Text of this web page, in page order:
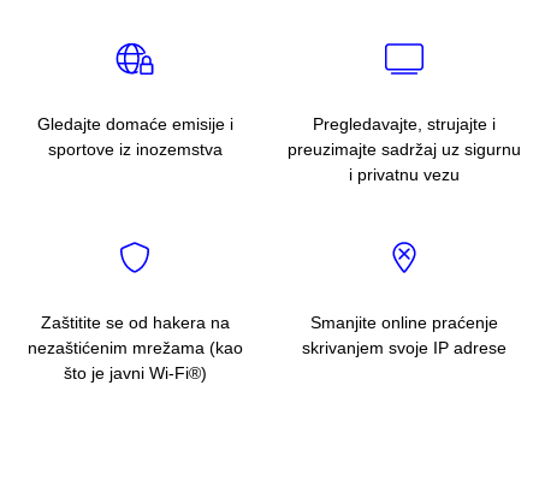
Gledajte domaće emisije i
sportove iz inozemstva
Pregledavajte, strujajte i
preuzimajte sadržaj uz sigurnu
i privatnu vezu
Zaštitite se od hakera na
nezaštićenim mrežama (kao
što je javni Wi-Fi®)
Smanjite online praćenje
skrivanjem svoje IP adrese